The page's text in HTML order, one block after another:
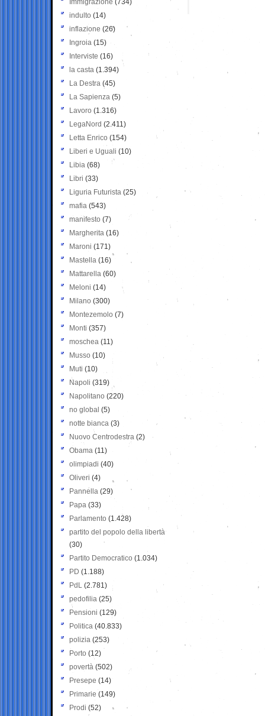
Immigrazione (734)
indulto (14)
inflazione (26)
Ingroia (15)
Interviste (16)
la casta (1.394)
La Destra (45)
La Sapienza (5)
Lavoro (1.316)
LegaNord (2.411)
Letta Enrico (154)
Liberi e Uguali (10)
Libia (68)
Libri (33)
Liguria Futurista (25)
mafia (543)
manifesto (7)
Margherita (16)
Maroni (171)
Mastella (16)
Mattarella (60)
Meloni (14)
Milano (300)
Montezemolo (7)
Monti (357)
moschea (11)
Musso (10)
Muti (10)
Napoli (319)
Napolitano (220)
no global (5)
notte bianca (3)
Nuovo Centrodestra (2)
Obama (11)
olimpiadi (40)
Oliveri (4)
Pannella (29)
Papa (33)
Parlamento (1.428)
partito del popolo della libertà
(30)
Partito Democratico (1.034)
PD (1.188)
PdL (2.781)
pedofilia (25)
Pensioni (129)
Politica (40.833)
polizia (253)
Porto (12)
povertà (502)
Presepe (14)
Primarie (149)
Prodi (52)